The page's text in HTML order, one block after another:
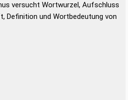
versucht Wortwurzel, Aufschluss
Definition und Wortbedeutung von